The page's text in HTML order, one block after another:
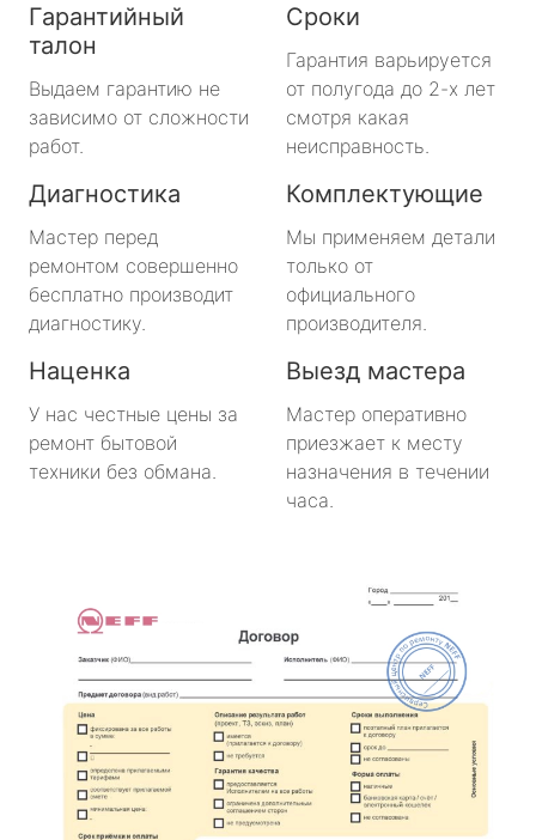
Гарантийный
талон
Выдаем гарантию не
зависимо от сложности
работ.
Сроки
Гарантия варьируется
от полугода до 2-х лет
смотря какая
неисправность.
Диагностика
Мастер перед
ремонтом совершенно
бесплатно производит
диагностику.
Комплектующие
Мы применяем детали
только от
официального
производителя.
Наценка
У нас честные цены за
ремонт бытовой
техники без обмана.
Выезд мастера
Мастер оперативно
приезжает к месту
назначения в течении
часа.